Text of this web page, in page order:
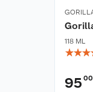
118 ML
☆☆☆
95 00